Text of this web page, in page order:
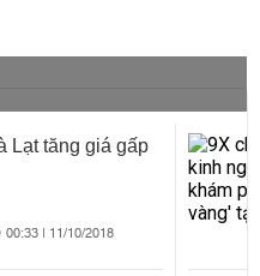
Lạt tăng giá gấp
00:33 | 11/10/2018